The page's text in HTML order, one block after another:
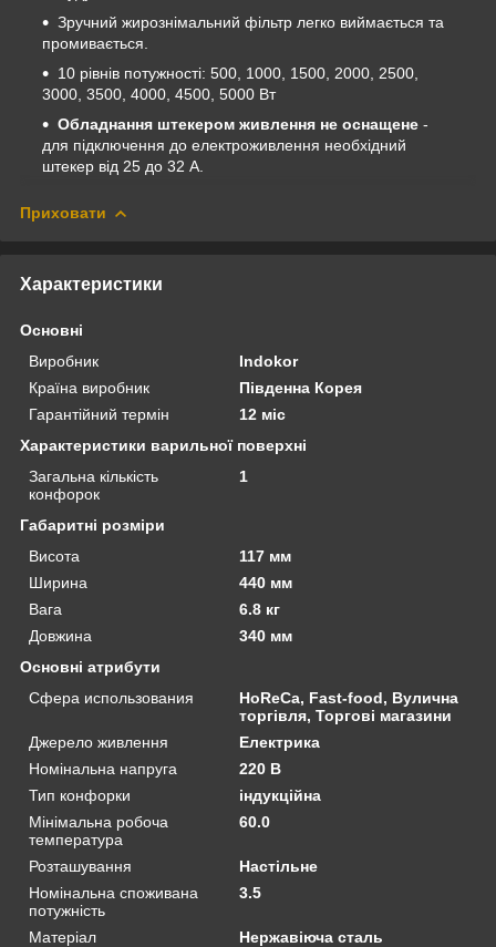
Зручний жирознімальний фільтр легко виймається та
промивається.
10 рівнів потужності: 500, 1000, 1500, 2000, 2500,
3000, 3500, 4000, 4500, 5000 Вт
Обладнання штекером живлення не оснащене -
для підключення до електроживлення необхідний
штекер від 25 до 32 А.
Приховати
Характеристики
Основні
Виробник
Indokor
Країна виробник
Південна Корея
Гарантійний термін
12 міс
Характеристики варильної поверхні
Загальна кількість
конфорок
1
Габаритні розміри
Висота
117 мм
Ширина
440 мм
Вага
6.8 кг
Довжина
340 мм
Основні атрибути
Сфера использования
HoReCa, Fast-food, Вулична
торгівля, Торгові магазини
Джерело живлення
Електрика
Номінальна напруга
220 В
Тип конфорки
індукційна
Мінімальна робоча
температура
60.0
Розташування
Настільне
Номінальна споживана
потужність
3.5
Матеріал
Нержавіюча сталь